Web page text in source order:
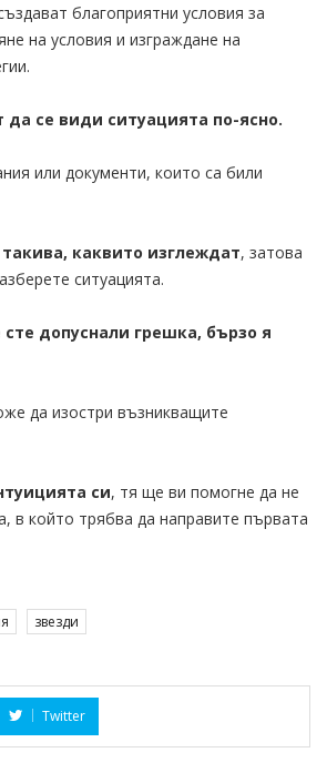
благоприятни условия за
на условия и изграждане на
да се види ситуацията по-ясно.
или документи, които са били
каквито изглеждат, затова
ситуацията.
допуснали грешка, бързо я
да изостри възникващите
си, тя ще ви помогне да не
в който трябва да направите първата
звезди
Twitter